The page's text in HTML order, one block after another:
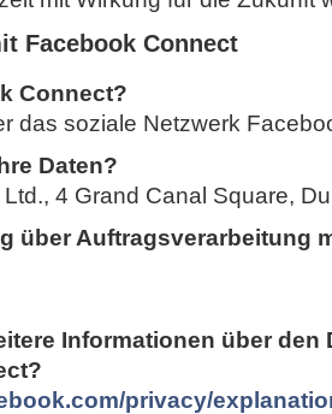
Facebook Connect
Connect?
das soziale Netzwerk
Daten?
4 Grand Canal Square,
über Auftragsverarbeitung
Informationen über den
privacy/